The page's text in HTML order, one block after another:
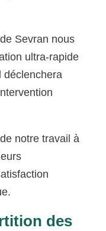
Sevran nous
ultra-rapide
déclenchera
notre travail à
des